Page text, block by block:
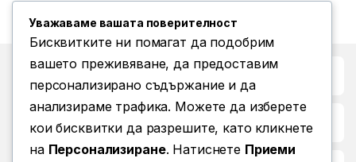
Бърз достъп до
Повече информация
Уважаваме вашата поверителност
Бисквитките ни помагат да подобрим
вашето преживяване, да предоставим
персонализирано съдържание и да
анализираме трафика. Можете да изберете
кои бисквитки да разрешите, като кликнете
на Персонализиране. Натиснете Приеми